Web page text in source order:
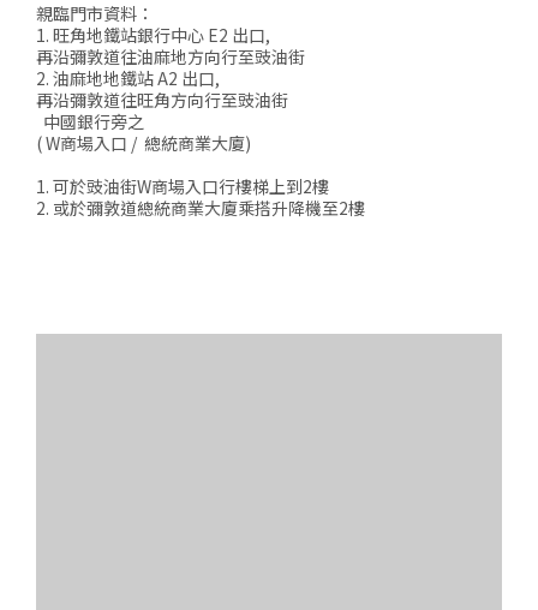
親臨門市資料：
1. 旺角地鐵站銀行中心 E2 出口,
再沿彌敦道往油麻地方向行至豉油街
2. 油麻地地鐵站 A2 出口,
再沿彌敦道往旺角方向行至豉油街
中國銀行旁之
( W商場入口 / 總統商業大廈)
1. 可於豉油街W商場入口行樓梯上到2樓
2. 或於彌敦道總統商業大廈乘搭升降機至2樓